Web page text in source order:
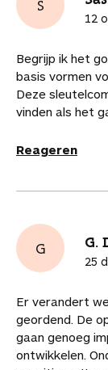
S
12
Begrijp ik het
basis vormen
Deze
vinden als het
Reageren
G G.
25
Er verandert
geordend. De
gaan genoeg
ontwikkelen.